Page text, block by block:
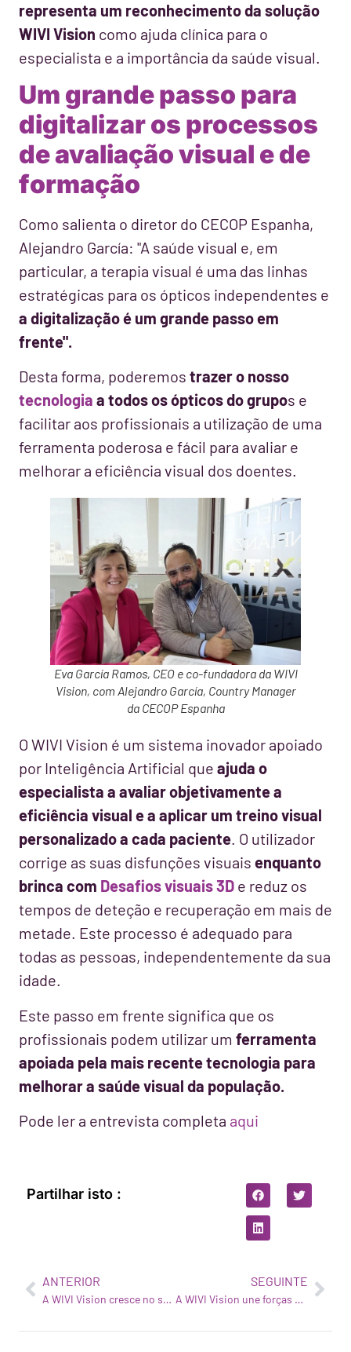
representa um reconhecimento da solução
WIVI Vision como ajuda clínica para o
especialista e a importância da saúde visual.
Um grande passo para
digitalizar os processos
de avaliação visual e de
formação
Como salienta o diretor do CECOP Espanha,
Alejandro García: "A saúde visual e, em
particular, a terapia visual é uma das linhas
estratégicas para os ópticos independentes e
a digitalização é um grande passo em
frente".
Desta forma, poderemos trazer o nosso
tecnologia a todos os ópticos do grupos e
facilitar aos profissionais a utilização de uma
ferramenta poderosa e fácil para avaliar e
melhorar a eficiência visual dos doentes.
Eva García Ramos, CEO e co-fundadora da WIVI
Vision, com Alejandro García, Country Manager
da CECOP Espanha
O WIVI Vision é um sistema inovador apoiado
por Inteligência Artificial que ajuda o
especialista a avaliar objetivamente a
eficiência visual e a aplicar um treino visual
personalizado a cada paciente. O utilizador
corrige as suas disfunções visuais enquanto
brinca com Desafios visuais 3D e reduz os
tempos de deteção e recuperação em mais de
metade. Este processo é adequado para
todas as pessoas, independentemente da sua
idade.
Este passo em frente significa que os
profissionais podem utilizar um ferramenta
apoiada pela mais recente tecnologia para
melhorar a saúde visual da população.
Pode ler a entrevista completa aqui
Partilhar isto :
ANTERIOR
A WIVI Vision cresce no sector da saúde visual
SEGUINTE
A WIVI Vision une forças com a Federopticos